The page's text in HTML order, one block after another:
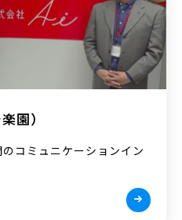
園）
コミュニケーションイン